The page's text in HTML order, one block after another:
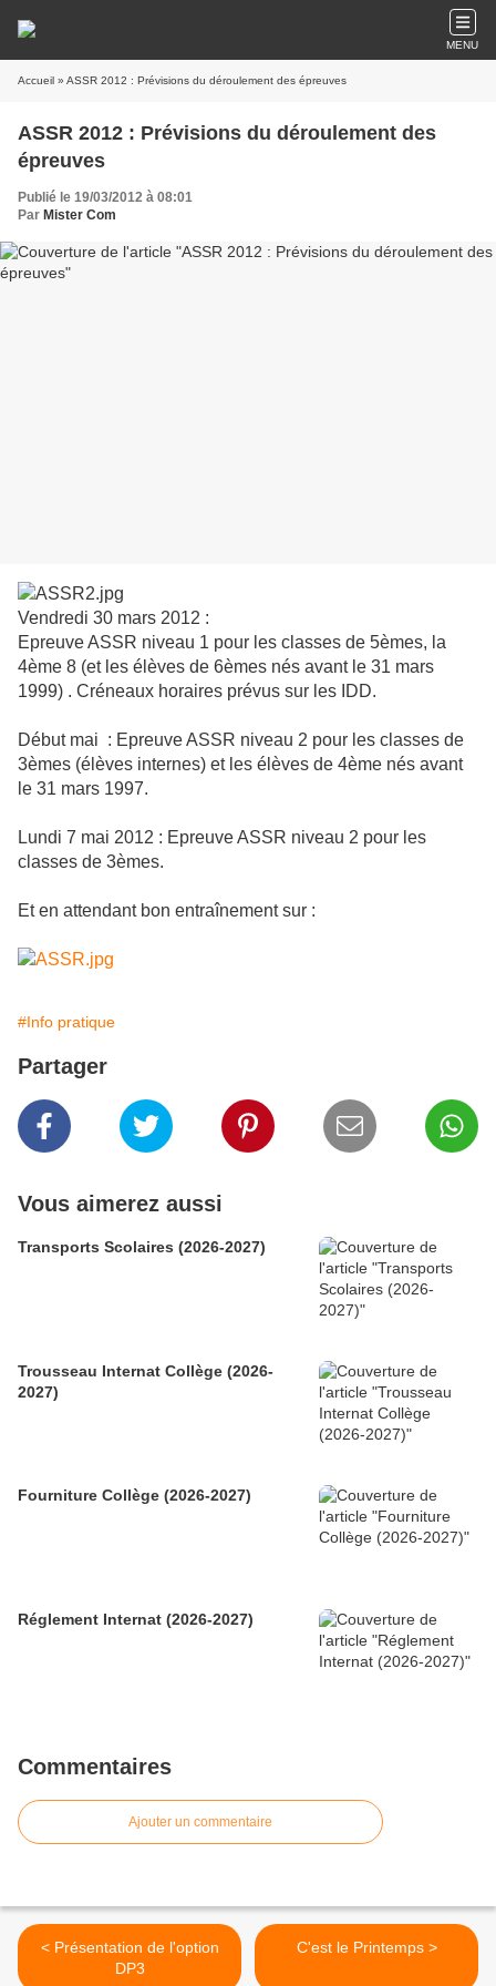
MENU
Accueil » ASSR 2012 : Prévisions du déroulement des épreuves
ASSR 2012 : Prévisions du déroulement des
épreuves
Publié le 19/03/2012 à 08:01
Par Mister Com
Vendredi 30 mars 2012 :
Epreuve ASSR niveau 1 pour les classes de 5èmes, la
4ème 8 (et les élèves de 6èmes nés avant le 31 mars
1999) . Créneaux horaires prévus sur les IDD.
Début mai : Epreuve ASSR niveau 2 pour les classes de
3èmes (élèves internes) et les élèves de 4ème nés avant
le 31 mars 1997.
Lundi 7 mai 2012 : Epreuve ASSR niveau 2 pour les
classes de 3èmes.
Et en attendant bon entraînement sur :
#Info pratique
Partager
Vous aimerez aussi
Transports Scolaires (2026-2027)
Trousseau Internat Collège (2026-
2027)
Fourniture Collège (2026-2027)
Réglement Internat (2026-2027)
Commentaires
Ajouter un commentaire
< Présentation de l'option
DP3
C'est le Printemps >